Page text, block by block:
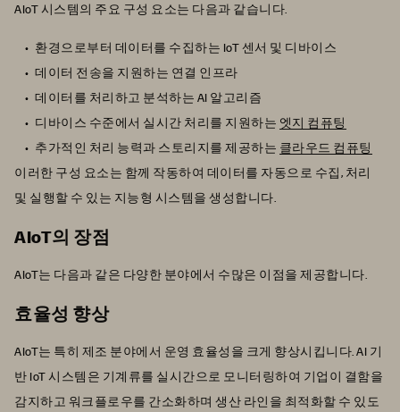
AIoT 시스템의 주요 구성 요소는 다음과 같습니다.
환경으로부터 데이터를 수집하는 IoT 센서 및 디바이스
데이터 전송을 지원하는 연결 인프라
데이터를 처리하고 분석하는 AI 알고리즘
디바이스 수준에서 실시간 처리를 지원하는 엣지 컴퓨팅
추가적인 처리 능력과 스토리지를 제공하는 클라우드 컴퓨팅
이러한 구성 요소는 함께 작동하여 데이터를 자동으로 수집, 처리
및 실행할 수 있는 지능형 시스템을 생성합니다.
AIoT의 장점
AIoT는 다음과 같은 다양한 분야에서 수많은 이점을 제공합니다.
효율성 향상
AIoT는 특히 제조 분야에서 운영 효율성을 크게 향상시킵니다. AI 기
반 IoT 시스템은 기계류를 실시간으로 모니터링하여 기업이 결함을
감지하고 워크플로우를 간소화하며 생산 라인을 최적화할 수 있도